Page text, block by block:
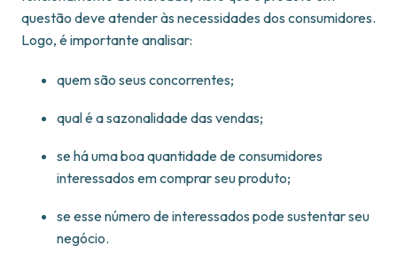
questão deve atender às necessidades dos consumidores.
Logo, é importante analisar:
quem são seus concorrentes;
qual é a sazonalidade das vendas;
se há uma boa quantidade de consumidores
interessados em comprar seu produto;
se esse número de interessados pode sustentar seu
negócio.